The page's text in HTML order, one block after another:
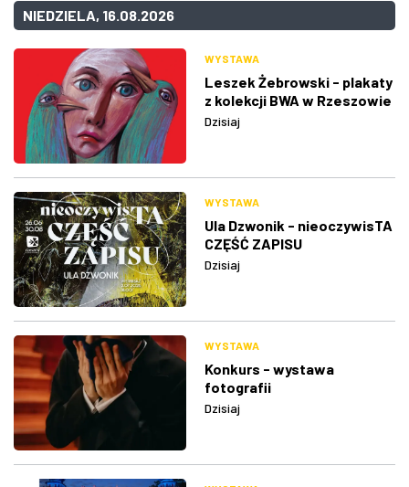
NIEDZIELA, 16.08.2026
WYSTAWA
Leszek Żebrowski - plakaty
z kolekcji BWA w Rzeszowie
Dzisiaj
WYSTAWA
Ula Dzwonik - nieoczywisTA
CZĘŚĆ ZAPISU
Dzisiaj
WYSTAWA
Konkurs - wystawa
fotografii
Dzisiaj